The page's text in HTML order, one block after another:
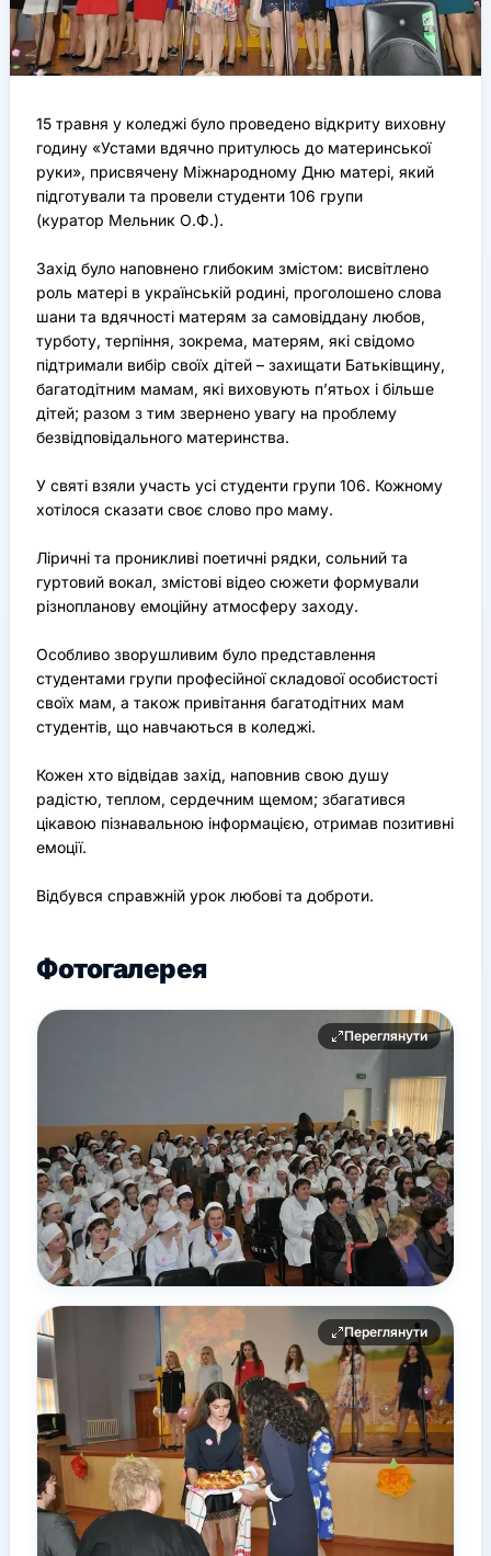
15 травня у коледжі було проведено відкриту виховну
годину «Устами вдячно притулюсь до материнської
руки», присвячену Міжнародному Дню матері, який
підготували та провели студенти 106 групи
(куратор Мельник О.Ф.).
Захід було наповнено глибоким змістом: висвітлено
роль матері в українській родині, проголошено слова
шани та вдячності матерям за самовіддану любов,
турботу, терпіння, зокрема, матерям, які свідомо
підтримали вибір своїх дітей – захищати Батьківщину,
багатодітним мамам, які виховують п’ятьох і більше
дітей; разом з тим звернено увагу на проблему
безвідповідального материнства.
У святі взяли участь усі студенти групи 106. Кожному
хотілося сказати своє слово про маму.
Ліричні та проникливі поетичні рядки, сольний та
гуртовий вокал, змістові відео сюжети формували
різнопланову емоційну атмосферу заходу.
Особливо зворушливим було представлення
студентами групи професійної складової особистості
своїх мам, а також привітання багатодітних мам
студентів, що навчаються в коледжі.
Кожен хто відвідав захід, наповнив свою душу
радістю, теплом, сердечним щемом; збагатився
цікавою пізнавальною інформацією, отримав позитивні
емоції.
Відбувся справжній урок любові та доброти.
Фотогалерея
Переглянути
Переглянути